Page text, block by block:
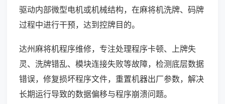
驱动内部微型电机或机械结构，在麻将机洗牌、码牌
过程中进行干预，达到控牌目的。
达州麻将机程序维修，专注处理程序卡顿、上牌失
灵、洗牌错乱、模块连接失败等故障，检测底层数据
错误，修复损坏程序文件，重置机器出厂参数，解决
长期运行导致的数据偏移与程序崩溃问题。